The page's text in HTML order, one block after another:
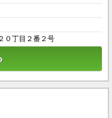
０丁目２番２号